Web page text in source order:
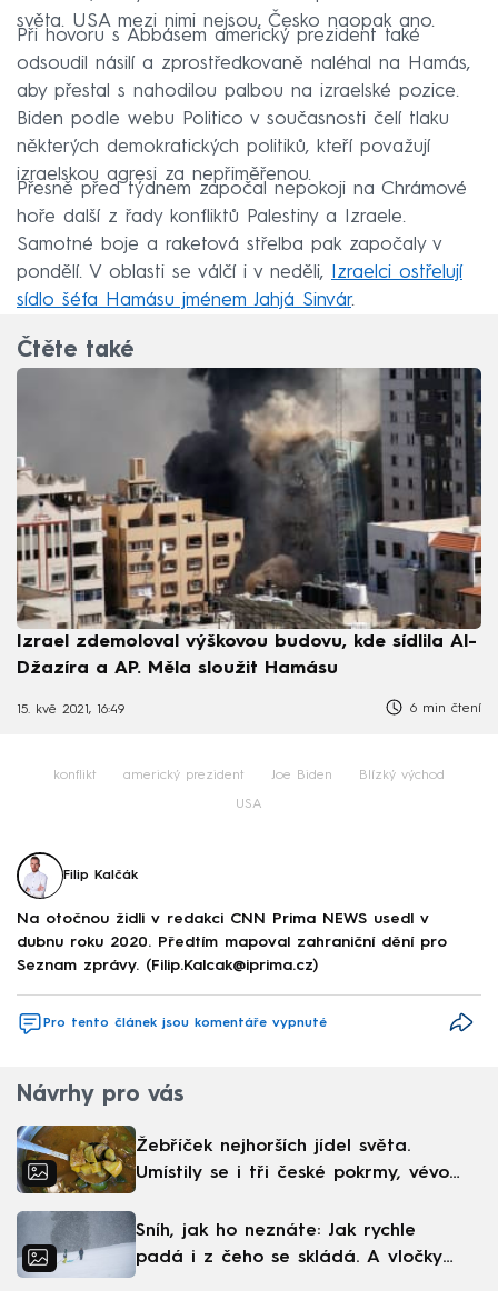
světa. USA mezi nimi nejsou, Česko naopak ano.
Při hovoru s Abbásem americký prezident také
odsoudil násilí a zprostředkovaně naléhal na Hamás,
aby přestal s nahodilou palbou na izraelské pozice.
Biden podle webu Politico v současnosti čelí tlaku
některých demokratických politiků, kteří považují
izraelskou agresi za nepřiměřenou.
Přesně před týdnem započal nepokoji na Chrámové
hoře další z řady konfliktů Palestiny a Izraele.
Samotné boje a raketová střelba pak započaly v
pondělí. V oblasti se válčí i v neděli,
Izraelci ostřelují
sídlo šéfa Hamásu jménem Jahjá Sinvár.
Čtěte také
Izrael zdemoloval výškovou budovu, kde sídlila Al-
Džazíra a AP. Měla sloužit Hamásu
15. kvě 2021, 16:49 6 min čtení
konflikt americký prezident Joe Biden Blízký východ
USA
Filip Kalčák
Na otočnou židli v redakci CNN Prima NEWS usedl v
dubnu roku 2020. Předtím mapoval zahraniční dění pro
Seznam zprávy. (Filip.Kalcak@iprima.cz)
Pro tento článek jsou komentáře vypnuté
Návrhy pro vás
Žebříček nejhorších jídel světa.
Umístily se i tři české pokrmy, vévodí
Sníh, jak ho neznáte: Jak rychle
padá i z čeho se skládá. A vločky